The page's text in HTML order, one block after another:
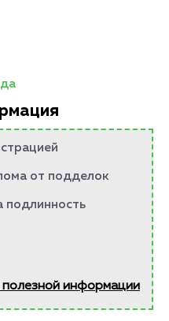
от подделок
подлинность
информации